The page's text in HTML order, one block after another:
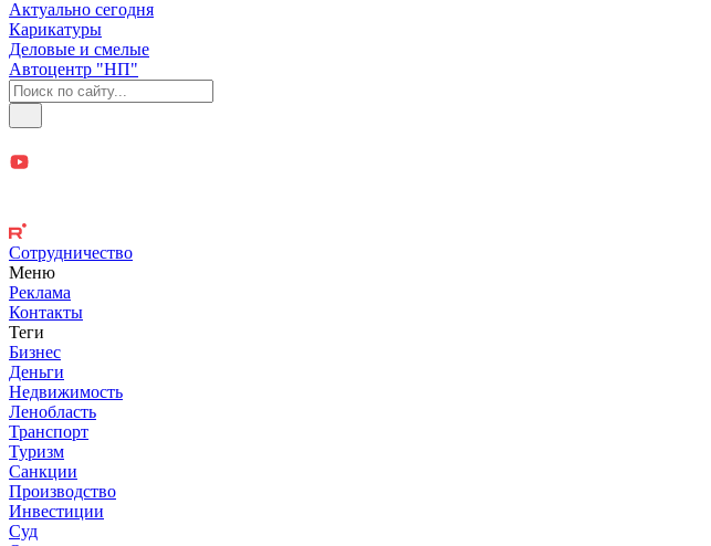
Актуально сегодня
Карикатуры
Деловые и смелые
Автоцентр "НП"
Сотрудничество
Меню
Реклама
Контакты
Теги
Бизнес
Деньги
Недвижимость
Ленобласть
Транспорт
Туризм
Санкции
Производство
Инвестиции
Суд